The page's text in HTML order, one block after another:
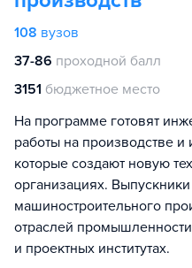
108 вузов
37-86 проходной балл
3151 бюджетное место
На программе готовят
работы на производстве
которые создают новую
организациях.
машиностроительного
отраслей
и проектных институтах.